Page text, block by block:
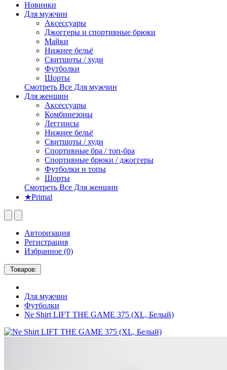
Новинки
Для мужчин
Аксессуары
Джоггеры и спортивные брюки
Майки
Нижнее бельё
Свитшоты / худи
Футболки
Шорты
Смотреть Все Для мужчин
Для женщин
Аксессуары
Комбинезоны
Леггинсы
Нижнее бельё
Свитшоты / худи
Спортивные бра / топ-бра
Спортивные брюки / джоггеры
Футболки и топы
Шорты
Смотреть Все Для женщин
★Primal
Авторизация
Регистрация
Избранное (0)
Товаров:
Для мужчин
Футболки
Ne Shirt LIFT THE GAME 375 (XL, Белый)